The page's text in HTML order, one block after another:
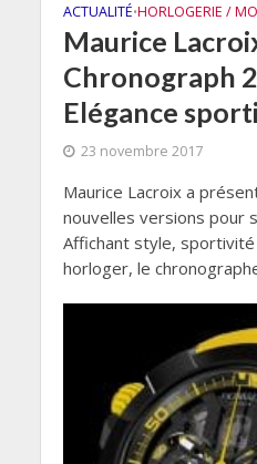
ACTUALITÉ•HORLOGERIE /
Maurice
Chronograph
Elégance
23 novembre 2017
Maurice Lacroix a
nouvelles versions pour
Affichant style,
horloger, le